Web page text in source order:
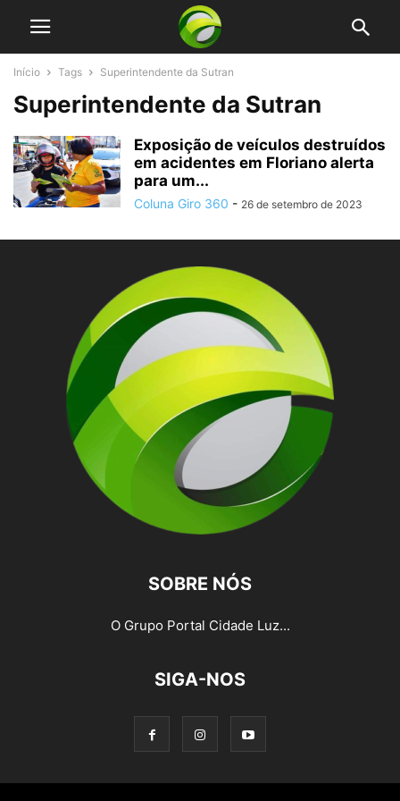
Início Tags Superintendente da Sutran
Superintendente da Sutran
Exposição de veículos destruídos
em acidentes em Floriano alerta
para um...
Coluna Giro 360 - 26 de setembro de 2023
SOBRE NÓS
O Grupo Portal Cidade Luz...
SIGA-NOS